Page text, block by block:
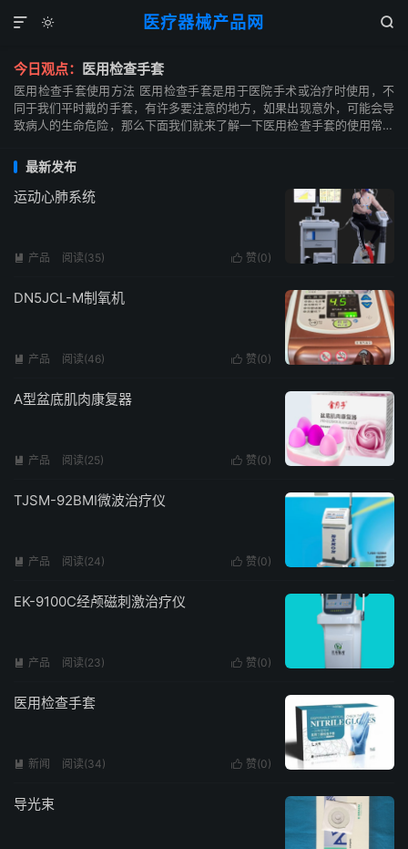
医疗器械产品网
 

今日观点： 医用检查手套
医用检查手套使用方法 医用检查手套是用于医院手术或治疗时使用，不
同于我们平时戴的手套，有许多要注意的地方，如果出现意外，可能会导
致病人的生命危险，那么下面我们就来了解一下医用检查手套的使用常识
最新发布
运动心肺系统
 赞(0)
 产品 阅读(35)
DN5JCL-M制氧机
 赞(0)
 产品 阅读(46)
A型盆底肌肉康复器
 赞(0)
 产品 阅读(25)
TJSM-92BMⅠ微波治疗仪
 赞(0)
 产品 阅读(24)
EK-9100C经颅磁刺激治疗仪
 赞(0)
 产品 阅读(23)
医用检查手套
 赞(0)
 新闻 阅读(34)
导光束